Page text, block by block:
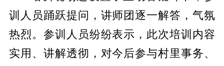
训人员踊跃提问，讲师团逐一解答，气氛
热烈。参训人员纷纷表示，此次培训内容
实用、讲解透彻，对今后参与村里事务、